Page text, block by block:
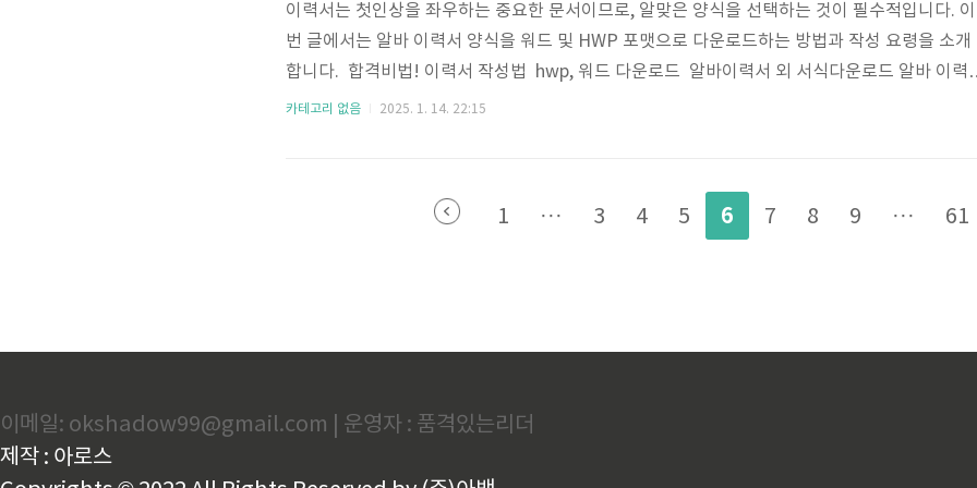
이력서는 첫인상을 좌우하는 중요한 문서이므로, 알맞은 양식을 선택하는 것이 필수적입니다. 이
번 글에서는 알바 이력서 양식을 워드 및 HWP 포맷으로 다운로드하는 방법과 작성 요령을 소개
합니다. 합격비법! 이력서 작성법 hwp, 워드 다운로드 알바이력서 외 서식다운로드 알바 이력
서, 자기소개서, 근로계약서 양식이 있습니다. 알바 관련 구직 활동 시에 필요한 서식입니다. 제공
서의 형식과 내용은 고용주에게 긍정적인 인상을 줄 수 있습니다. 따라서, 이력서 양식은 다음과
같은 이유로 중요합니다. 전문성 표현 : 깔끔하고 ..
카테고리 없음 2025. 1. 14. 22:15
1 ··· 3 4 5 6 7 8 9 ··· 61
이메일: okshadow99@gmail.com | 운영자 : 품격있는리더
제작 : 아로스